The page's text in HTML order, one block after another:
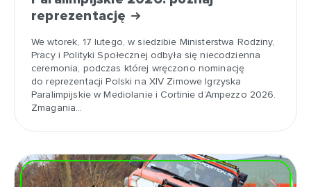
reprezentację
We wtorek, 17 lutego, w siedzibie Ministerstwa Rodziny,
Pracy i Polityki Społecznej odbyła się niecodzienna
ceremonia, podczas której wręczono nominację
do reprezentacji Polski na XIV Zimowe Igrzyska
Paralimpijskie w Mediolanie i Cortinie d’Ampezzo 2026.
Zmagania…